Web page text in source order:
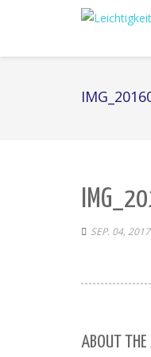
SEP. 04, 2017
ABOUT THE